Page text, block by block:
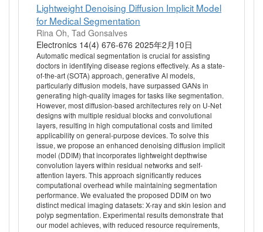
Lightweight Denoising Diffusion Implicit Model
for Medical Segmentation
Rina Oh, Tad Gonsalves
Electronics 14(4) 676-676 2025年2月10日
Automatic medical segmentation is crucial for assisting
doctors in identifying disease regions effectively. As a state-
of-the-art (SOTA) approach, generative AI models,
particularly diffusion models, have surpassed GANs in
generating high-quality images for tasks like segmentation.
However, most diffusion-based architectures rely on U-Net
designs with multiple residual blocks and convolutional
layers, resulting in high computational costs and limited
applicability on general-purpose devices. To solve this
issue, we propose an enhanced denoising diffusion implicit
model (DDIM) that incorporates lightweight depthwise
convolution layers within residual networks and self-
attention layers. This approach significantly reduces
computational overhead while maintaining segmentation
performance. We evaluated the proposed DDIM on two
distinct medical imaging datasets: X-ray and skin lesion and
polyp segmentation. Experimental results demonstrate that
our model achieves, with reduced resource requirements,